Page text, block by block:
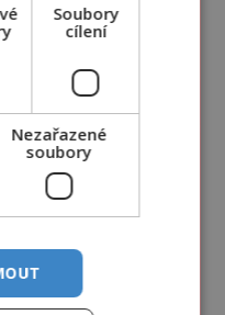
Soubory
cílení
Nezařazené
soubory